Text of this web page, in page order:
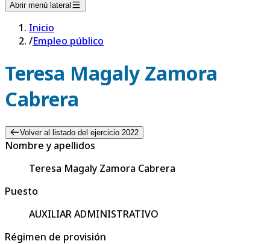
Abrir menú lateral
Inicio
/Empleo público
Teresa Magaly Zamora
Cabrera
Volver al listado del ejercicio 2022
Nombre y apellidos
Teresa Magaly Zamora Cabrera
Puesto
AUXILIAR ADMINISTRATIVO
Régimen de provisión